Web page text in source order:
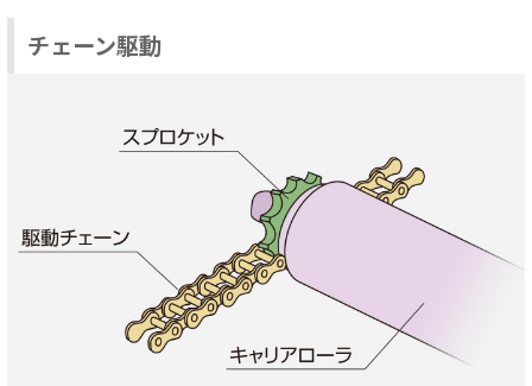
チェーン駆動